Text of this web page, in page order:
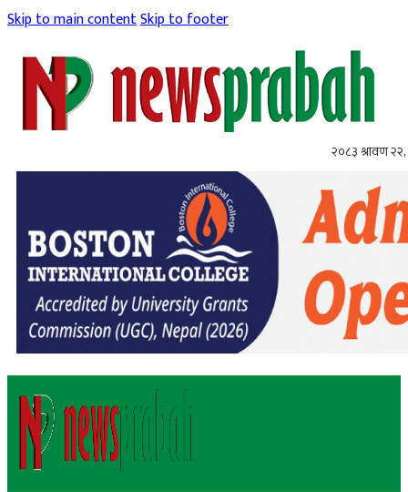
Skip to main contentSkip to footer
२०८३ श्रावण २२,